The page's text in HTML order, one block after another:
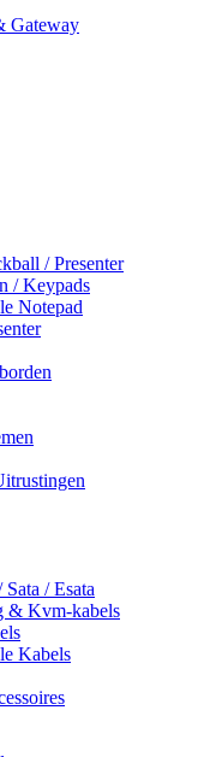
Gateway
/ Presenter
/ Keypads
Notepad
/ Esata
& Kvm-kabels
Kabels